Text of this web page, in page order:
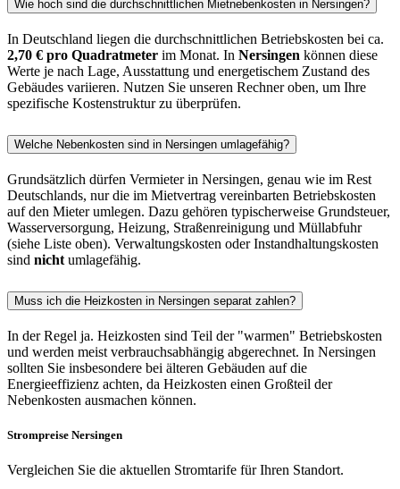
Wie hoch sind die durchschnittlichen Mietnebenkosten in Nersingen?
In Deutschland liegen die durchschnittlichen Betriebskosten bei ca.
2,70 € pro Quadratmeter im Monat. In Nersingen können diese
Werte je nach Lage, Ausstattung und energetischem Zustand des
Gebäudes variieren. Nutzen Sie unseren Rechner oben, um Ihre
spezifische Kostenstruktur zu überprüfen.
Welche Nebenkosten sind in Nersingen umlagefähig?
Grundsätzlich dürfen Vermieter in Nersingen, genau wie im Rest
Deutschlands, nur die im Mietvertrag vereinbarten Betriebskosten
auf den Mieter umlegen. Dazu gehören typischerweise Grundsteuer,
Wasserversorgung, Heizung, Straßenreinigung und Müllabfuhr
(siehe Liste oben). Verwaltungskosten oder Instandhaltungskosten
sind nicht umlagefähig.
Muss ich die Heizkosten in Nersingen separat zahlen?
In der Regel ja. Heizkosten sind Teil der "warmen" Betriebskosten
und werden meist verbrauchsabhängig abgerechnet. In Nersingen
sollten Sie insbesondere bei älteren Gebäuden auf die
Energieeffizienz achten, da Heizkosten einen Großteil der
Nebenkosten ausmachen können.
Strompreise Nersingen
Vergleichen Sie die aktuellen Stromtarife für Ihren Standort.